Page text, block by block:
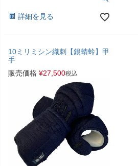
詳細を見る
10ミリミシン織刺【銀蜻蛉】甲
手
販売価格 ¥27,500税込